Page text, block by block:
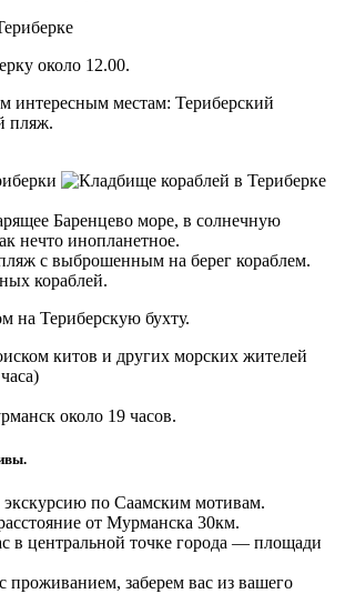
около 12.00.
интересным местам: Териберский
пляж.
Баренцево море, в солнечную
нечто инопланетное.
с выброшенным на берег кораблем.
кораблей.
на Териберскую бухту.
китов и других морских жителей
около 19 часов.
по Саамским мотивам.
от Мурманска 30км.
в центральной точке города — площади
проживанием, заберем вас из вашего